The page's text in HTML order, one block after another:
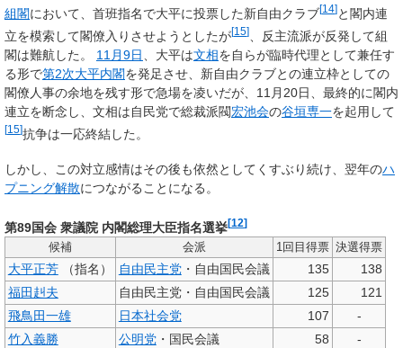
組閣において、首班指名で大平に投票した新自由クラブ[14] と閣内連
立を模索して閣僚入りさせようとしたが[15]
、反主流派が反発して組
閣は難航した。 11月9日 、大平は文相を自らが臨時代理として兼任す
る形で第2次大平内閣を発足させ、新自由クラブとの連立枠としての
閣僚人事の余地を残す形で急場を凌いだが、11月20日、最終的に閣内
連立を断念し、文相は自民党で総裁派閥宏池会の谷垣専一を起用して
[15]抗争は一応終結した。
しかし、この対立感情はその後も依然としてくすぶり続け、翌年のハ
プニング解散につながることになる。
第89国会 衆議院 内閣総理大臣指名選挙[12]
候補 会派 1回目得票 決選得票
大平正芳（指名） 自由民主党・自由国民会議 135
138
福田赳夫
自由民主党・自由国民会議 125
121
飛鳥田一雄
日本社会党 107
-
竹入義勝
公明党・国民会議 58
-